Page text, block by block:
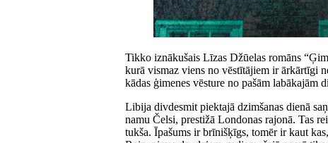
Tikko iznākušais Līzas Džūelas romāns
kurā vismaz viens no vēstītājiem ir ārkārtīgi
kādas ģimenes vēsture no pašām labākajām
Libija divdesmit piektajā dzimšanas dienā
namu Čelsi, prestižā Londonas rajonā. Tas
tukša. Īpašums ir brīnišķīgs, tomēr ir kaut